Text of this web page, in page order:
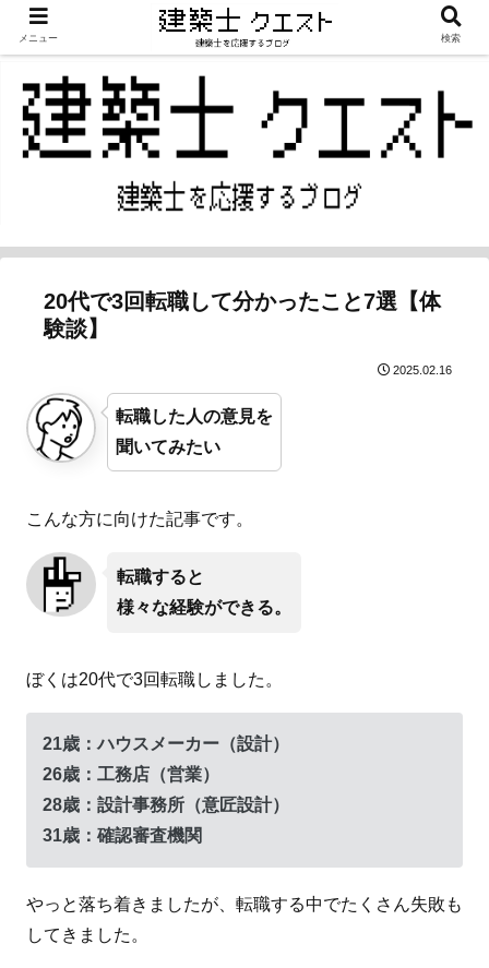
20代で3回転職して分かったこと7選【体
験談】
2025.02.16
転職した人の意見を
聞いてみたい
こんな方に向けた記事です。
転職すると
様々な経験ができる。
ぼくは20代で3回転職しました。
21歳：ハウスメーカー（設計）
26歳：工務店（営業）
28歳：設計事務所（意匠設計）
31歳：確認審査機関
やっと落ち着きましたが、転職する中でたくさん失敗も
してきました。
メニュー 検索